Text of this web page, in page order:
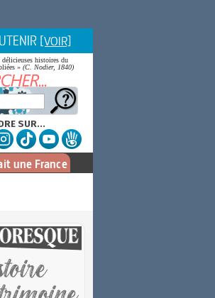
[VOIR]
délicieuses histoires du
» (C. Nodier, 1840)
SUR...
une France